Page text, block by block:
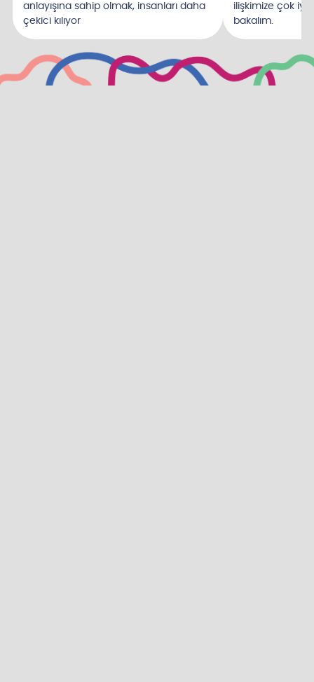
anlayışına sahip olmak, insanları daha
çekici kılıyor
ilişkimize çok iyi
bakalım.